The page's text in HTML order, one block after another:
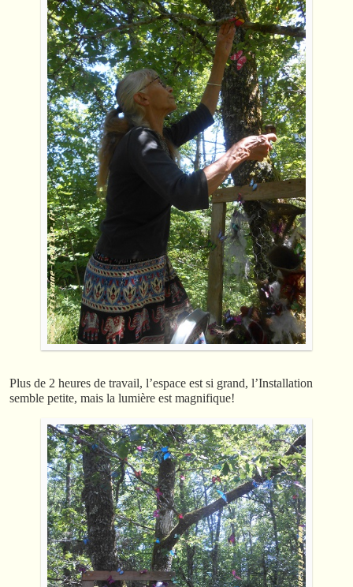
Plus de 2 heures de travail, l’espace est si grand, l’Installation
semble petite, mais la lumière est magnifique!